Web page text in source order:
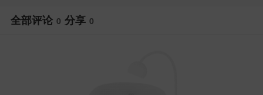
全部评论 0 分享 0